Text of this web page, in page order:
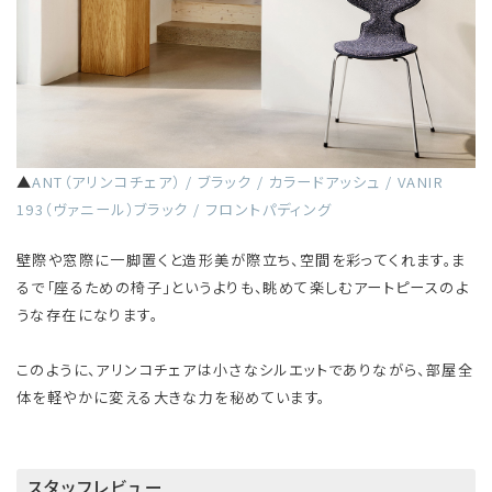
▲ANT（アリンコチェア） / ブラック / カラードアッシュ / VANIR
193（ヴァニール）ブラック / フロントパディング
壁際や窓際に一脚置くと造形美が際立ち、空間を彩ってくれます。ま
るで「座るための椅子」というよりも、眺めて楽しむアートピースのよ
うな存在になります。
このように、アリンコチェアは小さなシルエットでありながら、部屋全
体を軽やかに変える大きな力を秘めています。